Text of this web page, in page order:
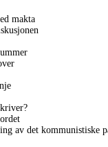
makta
av det kommunistiske